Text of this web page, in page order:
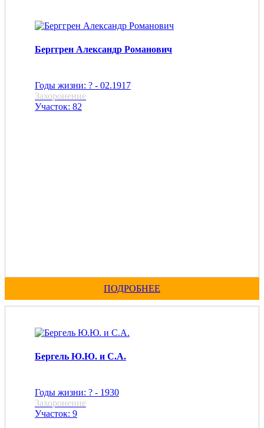
Берггрен Александр Романович
Годы жизни: ? - 02.1917
Захоронение
Участок: 82
ПОДРОБНЕЕ
Бергель Ю.Ю. и С.А.
Годы жизни: ? - 1930
Захоронение
Участок: 9